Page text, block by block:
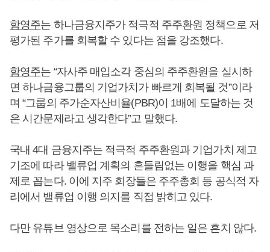
함영주는 하나금융지주가 적극적 주주환원 정책으로 저
평가된 주가를 회복할 수 있다는 점을 강조했다.
함영주는 “자사주 매입소각 중심의 주주환원을 실시하
면 하나금융그룹의 기업가치가 빠르게 회복될 것”이라
며 “그룹의 주가순자산비율(PBR)이 1배에 도달하는 것
은 시간문제라고 생각한다”고 말했다.
국내 4대 금융지주는 적극적 주주환원과 기업가치 제고
기조에 따라 밸류업 계획의 흔들림없는 이행을 핵심 과
제로 꼽는다. 이에 지주 회장들은 주주총회 등 공식적 자
리에서 밸류업 이행 의지를 직접 밝히고 있다.
다만 유튜브 영상으로 목소리를 전하는 일은 흔치 않다.